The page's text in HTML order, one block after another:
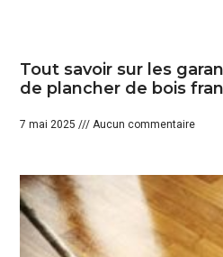
Tout savoir sur les
de plancher de bois
7 mai 2025 Aucun commentaire